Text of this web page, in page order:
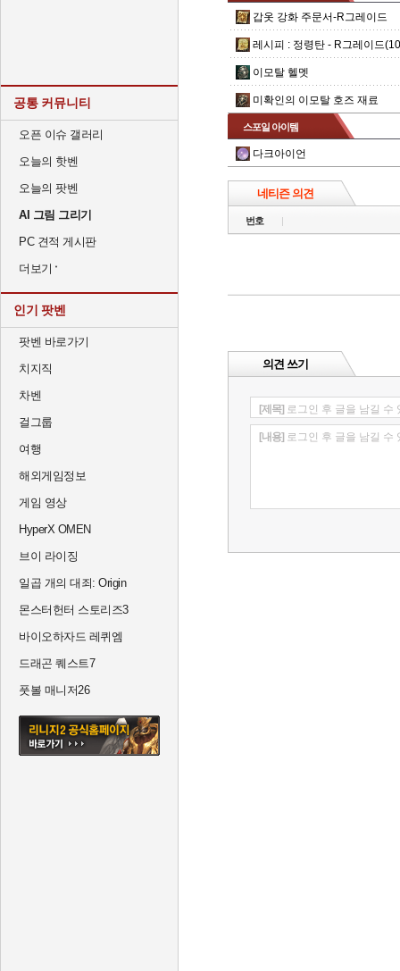
공통 커뮤니티
오픈 이슈 갤러리
오늘의 핫벤
오늘의 팟벤
AI 그림 그리기
PC 견적 게시판
더보기
인기 팟벤
팟벤 바로가기
치지직
차벤
걸그룹
여행
해외게임정보
게임 영상
HyperX OMEN
브이 라이징
일곱 개의 대죄: Origin
몬스터헌터 스토리즈3
바이오하자드 레퀴엠
드래곤 퀘스트7
풋볼 매니저26
갑옷 강화 주문서-R그레이드
레시피 : 정령탄 - R그레이드
이모탈 헬멧
미확인의 이모탈 호즈 재료
스포일 아이템
다크아이언
네티즌 의견
번호
의견 쓰기
[제목] 로그인 후 글을 남길 수
[내용] 로그인 후 글을 남길 수